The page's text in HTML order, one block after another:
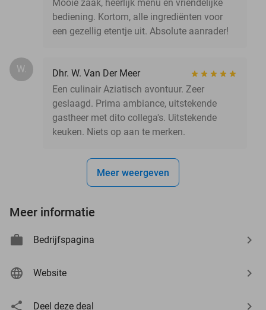
Mooie zaak, heerlijk menu en vriendelijke
bediening. Kortom, alle ingrediënten voor
een gezellig etentje uit. Absolute aanrader!
W.
Dhr. W. Van Der Meer
Een culinair Aziatisch avontuur. Zeer
geslaagd. Prima ambiance, uitstekende
gastheer met dito collega's. Uitstekende
keuken. Niets op aan te merken.
Meer weergeven
Meer informatie
Bedrijfspagina
Website
Deel deze deal